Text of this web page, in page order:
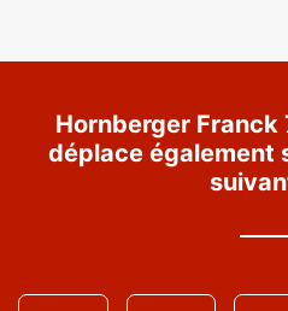
Hornberger
déplace également